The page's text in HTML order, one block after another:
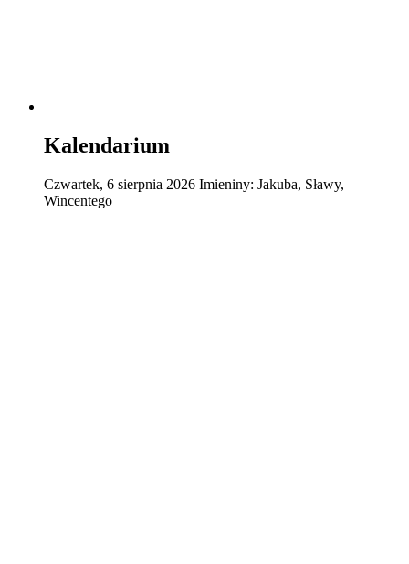
Kalendarium
Czwartek, 6 sierpnia 2026 Imieniny: Jakuba, Sławy,
Wincentego